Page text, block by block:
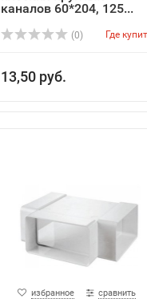
каналов 60*204, 125...
(0) Где
13,50 руб.
избранное сравнить